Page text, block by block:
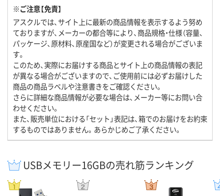
※ご注意【免責】
アスクルでは、サイト上に最新の商品情報を表示するよう努め
ておりますが、メーカーの都合等により、商品規格・仕様（容量、
パッケージ、原材料、原産国など）が変更される場合がございま
す。
このため、実際にお届けする商品とサイト上の商品情報の表記
が異なる場合がございますので、ご使用前には必ずお届けした
商品の商品ラベルや注意書きをご確認ください。
さらに詳細な商品情報が必要な場合は、メーカー等にお問い合
わせください。
また、販売単位における「セット」表記は、箱でのお届けをお約束
するものではありません。あらかじめご了承ください。
USBメモリー16GBの売れ筋ランキング